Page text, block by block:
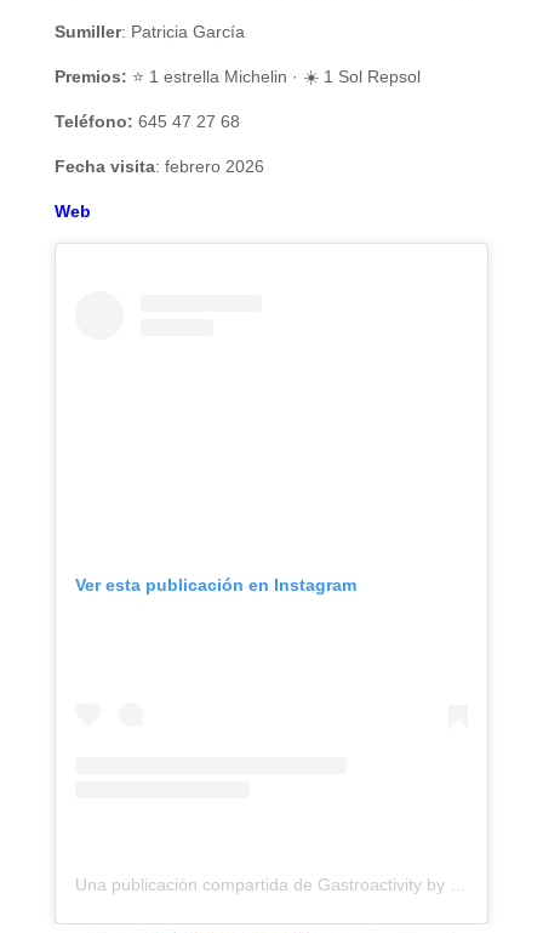
Sumiller: Patricia García
Premios: ⭐ 1 estrella Michelin · ☀️ 1 Sol Repsol
Teléfono: 645 47 27 68
Fecha visita: febrero 2026
Web
Ver esta publicación en Instagram